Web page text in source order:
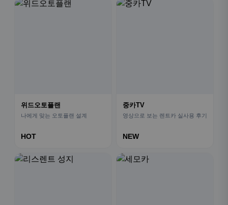
위드오토플랜
나에게 맞는 오토플랜 설계
HOT
중카TV
영상으로 보는 렌트카 실사용 후기
NEW